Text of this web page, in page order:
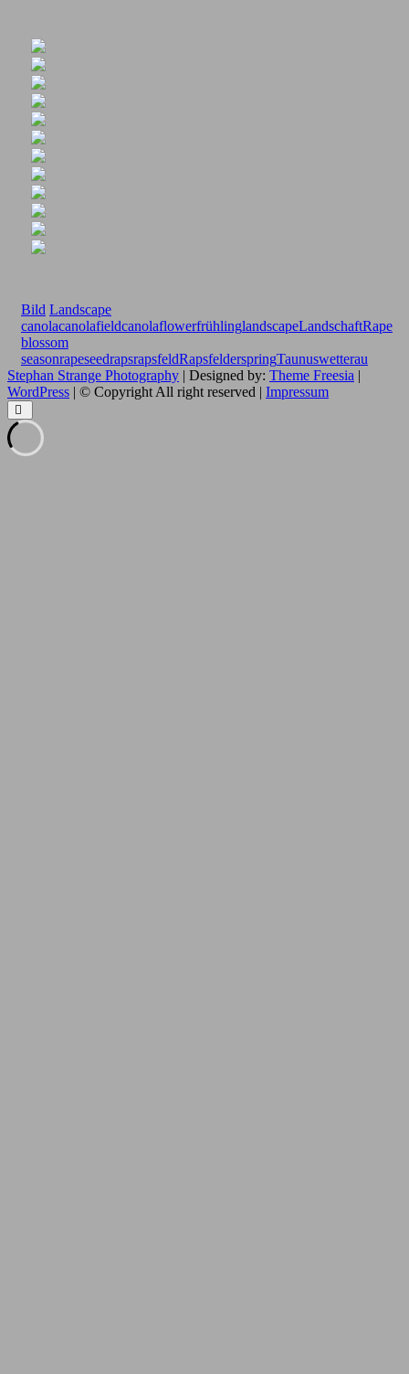
Bild Landscape
canolacanolafieldcanolaflowerfrühlinglandscapeLandschaftRape
blossom
seasonrapeseedrapsrapsfeldRapsfelderspringTaunuswetterau
Stephan Strange Photography | Designed by: Theme Freesia |
WordPress | © Copyright All right reserved | Impressum